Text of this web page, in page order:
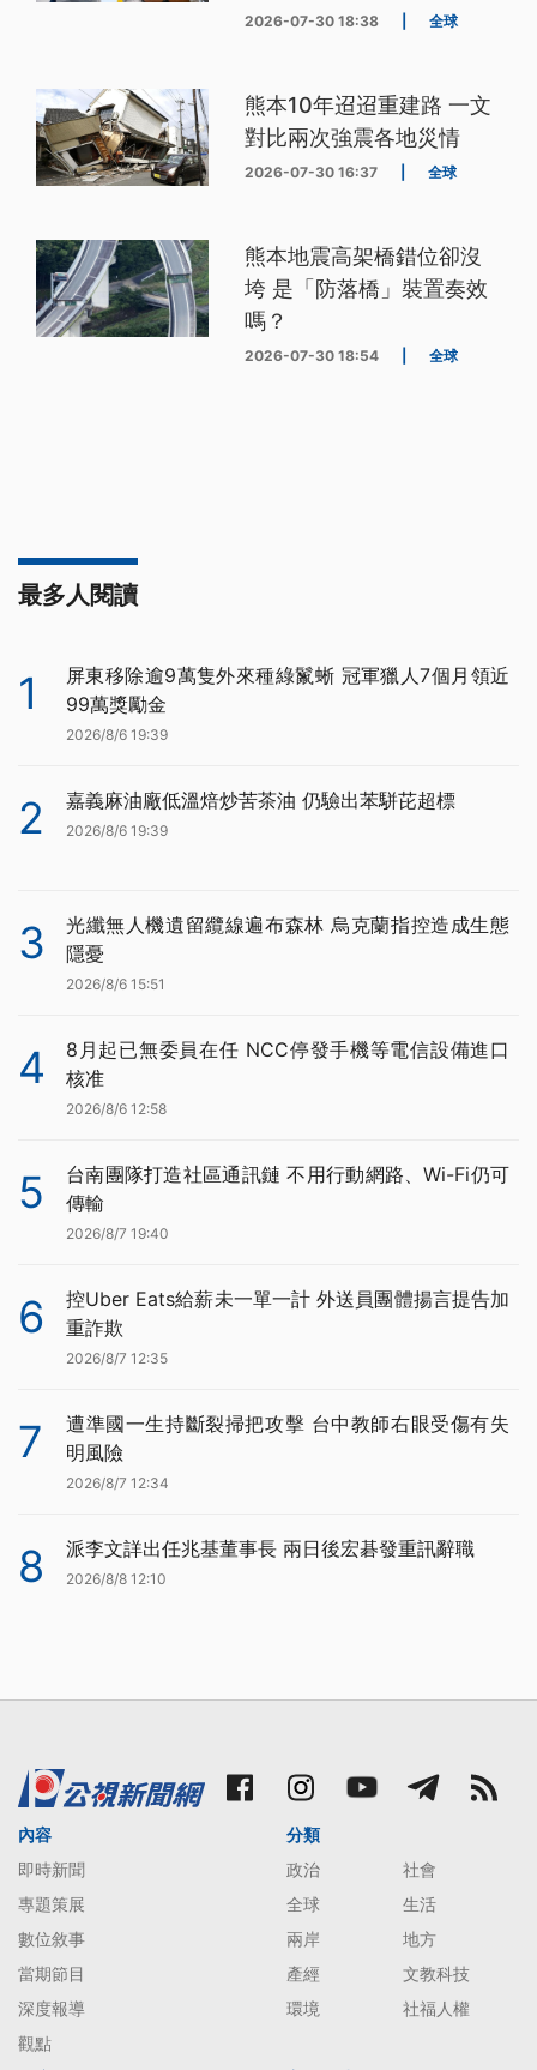
2026-07-30 18:38 全球
熊本10年迢迢重建路 一文
對比兩次強震各地災情
2026-07-30 16:37 全球
熊本地震高架橋錯位卻沒
垮 是「防落橋」裝置奏效
嗎？
2026-07-30 18:54 全球
最多人閱讀
1
屏東移除逾9萬隻外來種綠鬣蜥 冠軍獵人7個月領近
99萬獎勵金
2026/8/6 19:39
2 嘉義麻油廠低溫焙炒苦茶油 仍驗出苯駢芘超標
2026/8/6 19:39
3
光纖無人機遺留纜線遍布森林 烏克蘭指控造成生態
隱憂
2026/8/6 15:51
4
8月起已無委員在任 NCC停發手機等電信設備進口
核准
2026/8/6 12:58
5
台南團隊打造社區通訊鏈 不用行動網路、Wi-Fi仍可
傳輸
2026/8/7 19:40
6
控Uber Eats給薪未一單一計 外送員團體揚言提告加
重詐欺
2026/8/7 12:35
7
遭準國一生持斷裂掃把攻擊 台中教師右眼受傷有失
明風險
2026/8/7 12:34
8 派李文詳出任兆基董事長 兩日後宏碁發重訊辭職
2026/8/8 12:10
內容
即時新聞
專題策展
數位敘事
當期節目
深度報導
觀點
分類
政治
社會
全球
生活
兩岸
地方
產經
文教科技
環境
社福人權